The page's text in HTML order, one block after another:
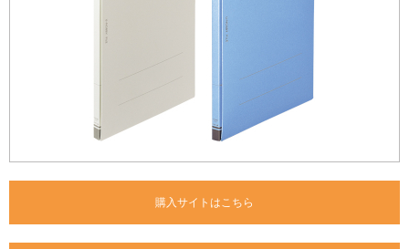
購入サイトはこちら